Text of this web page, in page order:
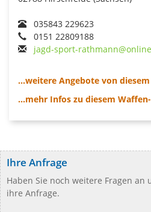
035843 229623
0151 22809188
jagd-sport-
...weitere Angebote von
...mehr Infos zu diesem
Ihre Anfrage
Haben Sie noch weitere Fragen an
ihre Anfrage.